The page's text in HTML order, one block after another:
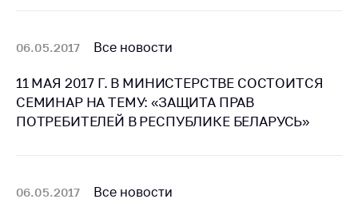
регулирование и
конкуренция
Торговля и услуги
Регулирование и
контроль закупок
06.05.2017 Все новости
11 МАЯ 2017 Г. В МИНИСТЕРСТВЕ СОСТОИТСЯ
СЕМИНАР НА ТЕМУ: «ЗАЩИТА ПРАВ
ПОТРЕБИТЕЛЕЙ В РЕСПУБЛИКЕ БЕЛАРУСЬ»
06.05.2017 Все новости